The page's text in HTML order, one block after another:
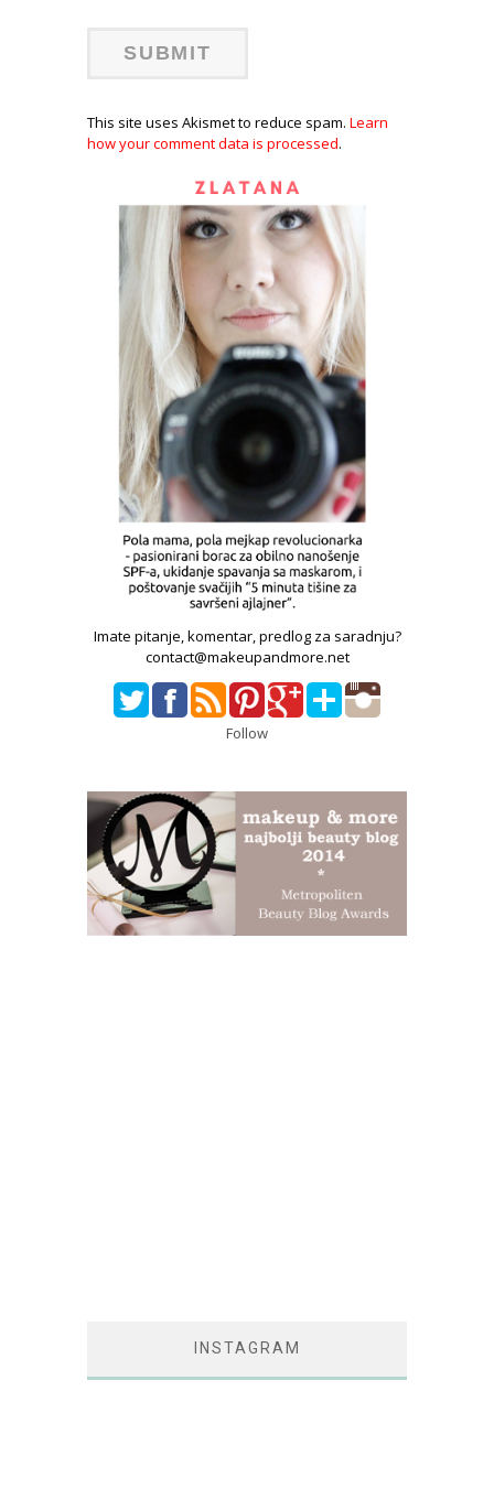
This site uses Akismet to reduce spam. Learn
how your comment data is processed.
Imate pitanje, komentar, predlog za saradnju?
contact@makeupandmore.net
Follow
INSTAGRAM